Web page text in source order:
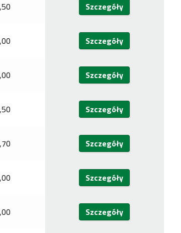
Szczegóły
Szczegóły
Szczegóły
Szczegóły
Szczegóły
Szczegóły
Szczegóły